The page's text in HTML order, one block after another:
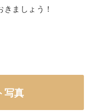
ましょう！
写真